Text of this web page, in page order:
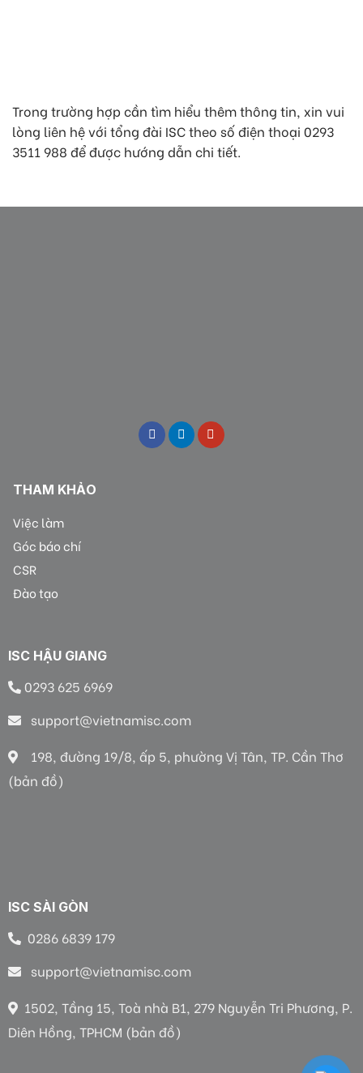
Trong trường hợp cần tìm hiểu thêm thông tin, xin vui
lòng liên hệ với tổng đài ISC theo số điện thoại 0293
3511 988 để được hướng dẫn chi tiết.
THAM KHẢO
Việc làm
Góc báo chí
CSR
Đào tạo
ISC HẬU GIANG
0293 625 6969
support@vietnamisc.com
198, đường 19/8, ấp 5, phường Vị Tân, TP. Cần Thơ
(bản đồ)
ISC SÀI GÒN
0286 6839 179
support@vietnamisc.com
1502, Tầng 15, Toà nhà B1, 279 Nguyễn Tri Phương, P.
Diên Hồng, TPHCM (bản đồ)